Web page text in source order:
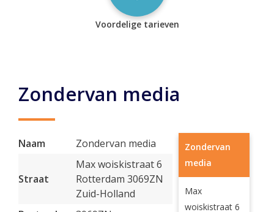
Voordelige tarieven
Zondervan media
Naam Zondervan media
Straat
Max woiskistraat 6
Rotterdam 3069ZN
Zuid-Holland
Zondervan
media
Max
woiskistraat 6